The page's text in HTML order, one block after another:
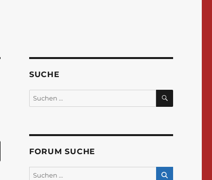
SUCHE
Suchen
nach:
SUCHEN
FORUM SUCHE